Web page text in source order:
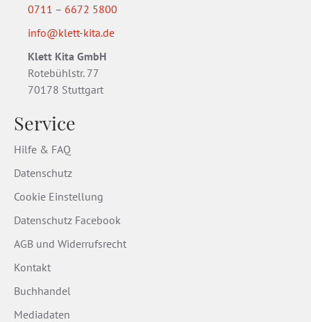
0711 – 6672 5800
info@klett-kita.de
Klett Kita GmbH
Rotebühlstr. 77
70178 Stuttgart
Service
Hilfe & FAQ
Datenschutz
Cookie Einstellung
Datenschutz Facebook
AGB und Widerrufsrecht
Kontakt
Buchhandel
Mediadaten